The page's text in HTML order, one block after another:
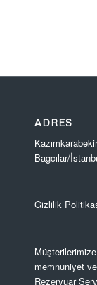
ADRES
Bagcılar/
Gizlilik
memnuniyet
Rezervuar